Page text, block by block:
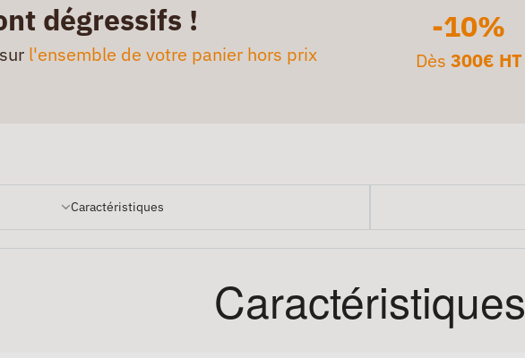
dégressifs !
l'ensemble de votre panier hors prix
-10%
Dès 300€ HT
Caractéristiques
Caractéristiques